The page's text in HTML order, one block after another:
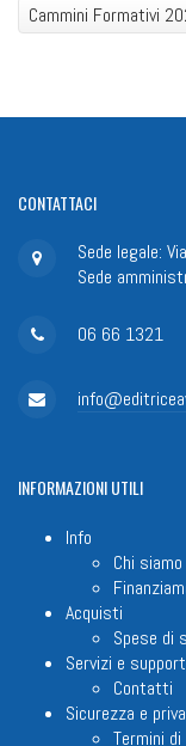
Cammini Formativi
CONTATTACI
Sede legale:
Sede
06 66 1321
INFORMAZIONIUTILI
Info
Chi siamo
Acquisti
Spese di
Servizi e
Contatti
Sicurezza e
Termini